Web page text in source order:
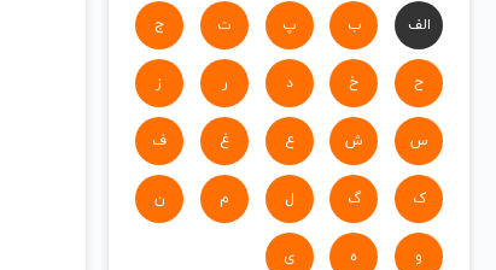
الف ب پ ت ج
ح خ د ر ز
س ش ع غ ف
ک گ ل م ن
و ه ی